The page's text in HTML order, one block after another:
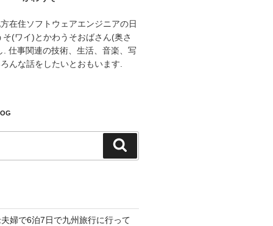
在住ソフトウェアエンジニアの日
(ワイ)とかわうそおばさん(奥さ
. 仕事関連の技術、生活、音楽、写
んな話をしたいとおもいます.
索
婦で6泊7日で九州旅行に行って